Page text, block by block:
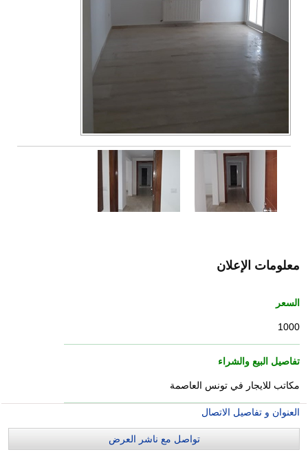
معلومات الإعلان
السعر
1000
تفاصيل البيع والشراء
مكاتب للايجار في تونس العاصمة
العنوان و تفاصيل الاتصال
تواصل مع ناشر العرض